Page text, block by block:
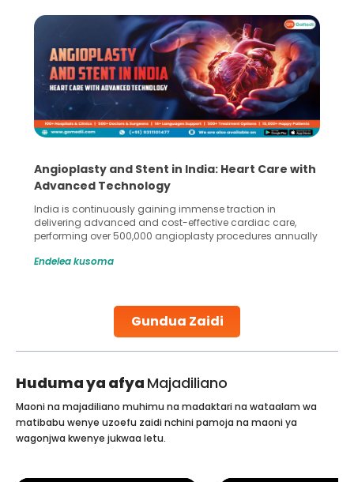
Gundua Zaidi
Angioplasty and Stent in India: Heart Care with
Advanced Technology
India is continuously gaining immense traction in
delivering advanced and cost-effective cardiac care,
performing over 500,000 angioplasty procedures annually
globe are searching for treatments like angioplasty and
Studies, such as one published
Endelea kusoma
Huduma ya afya Majadiliano
Maoni na majadiliano muhimu na madaktari na wataalam wa
matibabu wenye uzoefu zaidi nchini pamoja na maoni ya
wagonjwa kwenye jukwaa letu.